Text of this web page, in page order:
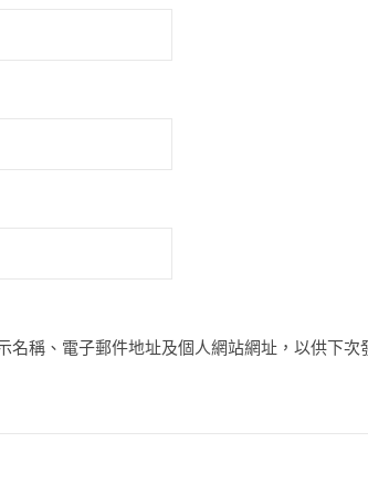
名稱、電子郵件地址及個人網站網址，以供下次